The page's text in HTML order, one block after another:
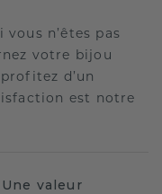
n’êtes pas
votre bijou
d’un
est notre
valeur